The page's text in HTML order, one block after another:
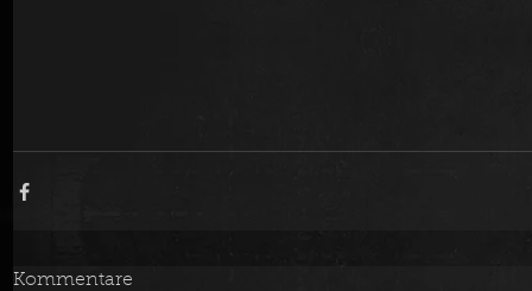
Kommentare